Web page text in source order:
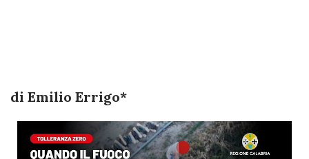
di Emilio Errigo*